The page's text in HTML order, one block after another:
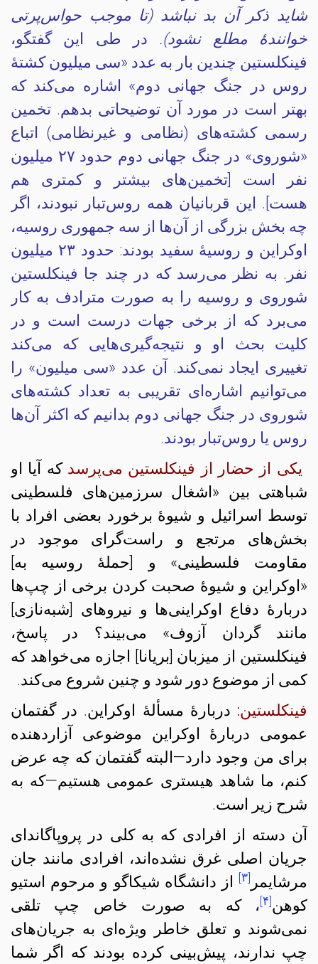
شاید ذکر آن بد نباشد (تا موجب حواس‌پرتی
خوانندهٔ مطلع نشود). در طی این گفتگو،
فینکلستین چندین بار به عدد «سی میلیون کشتهٔ
روس در جنگ جهانی دوم» اشاره می‌کند که
بهتر است در مورد آن توضیحاتی بدهم. تخمین
رسمی کشته‌های (نظامی و غیرنظامی) اتباع
«شوروی» در جنگ جهانی دوم حدود ۲۷ میلیون
نفر است [تخمین‌های بیشتر و کمتری هم
هست]. این قربانیان همه روس‌تبار نبودند، اگر
چه بخش بزرگی از آن‌ها از سه جمهوری روسیه،
اوکراین و روسیهٔ سفید بودند: حدود ۲۳ میلیون
نفر. به نظر می‌رسد که در چند جا فینکلستین
شوروی و روسیه را به صورت مترادف به کار
می‌برد که از برخی جهات درست است و در
کلیت بحث او و نتیجه‌گیری‌هایی که می‌کند
تغییری ایجاد نمی‌کند. آن عدد «سی میلیون» را
می‌توانیم اشاره‌ای تقریبی به تعداد کشته‌های
شوروی در جنگ جهانی دوم بدانیم که اکثر آن‌ها
روس یا روس‌تبار بودند.
یکی از حضار از فینکلستین می‌پرسدکه آیا او
شباهتی بین «اشغال سرزمین‌های فلسطینی
توسط اسرائیل و شیوهٔ برخورد بعضی افراد با
بخش‌های مرتجع و راست‌گرای موجود در
مقاومت فلسطینی» و [حملهٔ روسیه به]
«اوکراین و شیوهٔ صحبت کردن برخی از چپ‌ها
دربارهٔ دفاع اوکراینی‌ها و نیروهای [شبه‌نازی]
مانند گردان آزوف» می‌بیند؟ در پاسخ،
فینکلستین از میزبان [بریانا] اجازه می‌خواهد که
کمی از موضوع دور شود و چنین شروع می‌کند.
فینکلستین: دربارهٔ مسألهٔ اوکراین. در گفتمان
عمومی دربارهٔ اوکراین موضوعی آزاردهنده
برای من وجود دارد—البته گفتمان که چه عرض
کنم، ما شاهد هیستری عمومی هستیم—که به
شرح زیر است.
آن دسته از افرادی که به کلی در پروپاگاندای
جریان اصلی غرق نشده‌اند، افرادی مانند جان
مرشایمر [۳] از دانشگاه شیکاگو و مرحوم استیو
کوهن[۴]، که به صورت خاص چپ تلقی
نمی‌شوند و تعلق خاطر ویژه‌ای به جریان‌های
چپ ندارند، پیش‌بینی کرده‌ بودند که اگر شما